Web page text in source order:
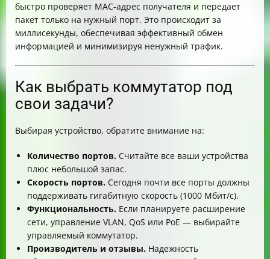
быстро проверяет MAC-адрес получателя и передает
пакет только на нужный порт. Это происходит за
миллисекунды, обеспечивая эффективный обмен
информацией и минимизируя ненужный трафик.
Как выбрать коммутатор под
свои задачи?
Выбирая устройство, обратите внимание на:
Количество портов. Считайте все ваши устройства
плюс небольшой запас.
Скорость портов. Сегодня почти все порты должны
поддерживать гигабитную скорость (1000 Мбит/с).
Функциональность. Если планируете расширение
сети, управление VLAN, QoS или PoE — выбирайте
управляемый коммутатор.
Производитель и отзывы. Надежность